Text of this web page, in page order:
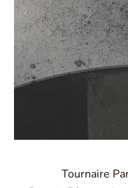
Tournaire